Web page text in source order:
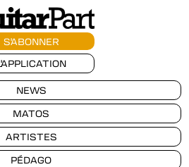
S'ABONNER
NEWS
MATOS
ARTISTES
PÉDAGO